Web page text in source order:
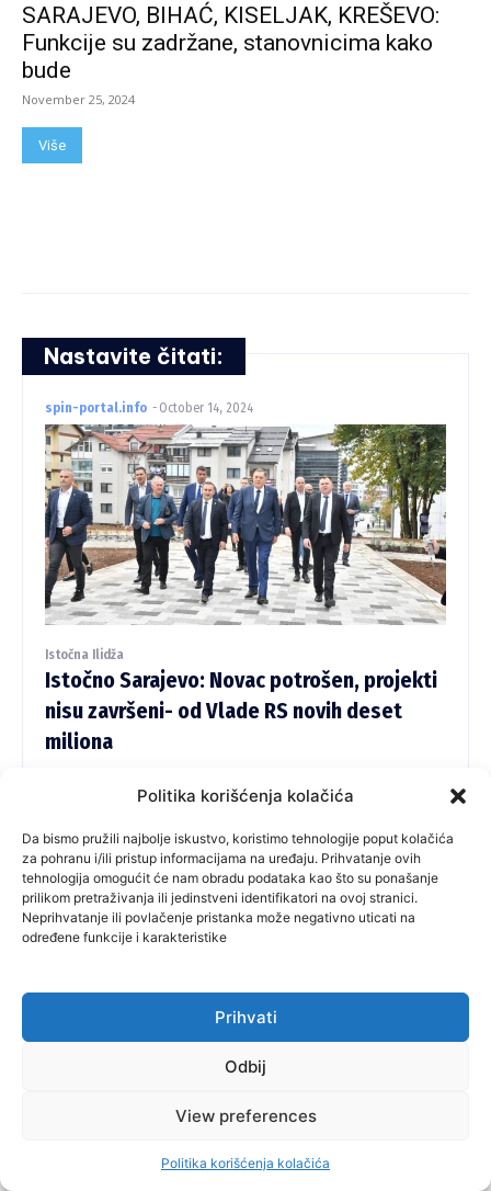
Politika korišćenja kolačića
Da bismo pružili najbolje iskustvo, koristimo tehnologije poput kolačića
za pohranu i/ili pristup informacijama na uređaju. Prihvatanje ovih
tehnologija omogućit će nam obradu podataka kao što su ponašanje
prilikom pretraživanja ili jedinstveni identifikatori na ovoj stranici.
Neprihvatanje ili povlačenje pristanka može negativno uticati na
određene funkcije i karakteristike
Prihvati
Odbij
View preferences
Politika korišćenja kolačića
SARAJEVO, BIHAĆ, KISELJAK, KREŠEVO:
Funkcije su zadržane, stanovnicima kako
bude
November 25, 2024
Više
Nastavite čitati:
spin-portal.info - October 14, 2024
Istočna Ilidža
Istočno Sarajevo: Novac potrošen, projekti
nisu završeni- od Vlade RS novih deset
miliona
Vlada Republike Srpske proširila je spisak prioritetnih
Riječ je uglavnom o opštinama u kojima je na vlasti SNSD. Za
projekte u Istočnom Sarajevu izdvojeno je deset miliona,
odnosno za nastavak izgradnje Osnovne škole u Istočnom
Novom Sarajevu, dodatne radove na izgradnji Rektorata i
Muzičke akademije UIS, te drugu fazu izgradnje Fakulteta
Partizan“ na Jahorini koji će građane koštati deset miliona.